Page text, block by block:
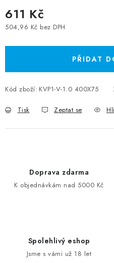
611 Kč
504,96 Kč bez DPH
PŘIDAT
Kód zboží: KVP1-V-1.0 400X75
Tisk Zeptat se
Doprava zdarma
K objednávkám nad 5000 Kč
Spolehlivý eshop
Jsme s vámi už 18 let